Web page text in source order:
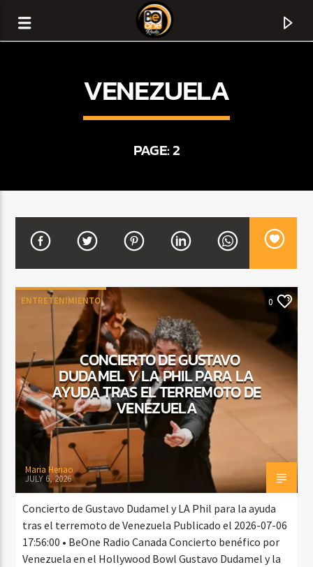
TITLE
ARTIST
CURRENT SHOW
BALADAS Y VALLENATO
2:00 PM 5:00 PM
Beone Radio
VENEZUELA
PAGE: 2
ENTRETENIMIENTO 0
CONCIERTO DE GUSTAVO
DUDAMEL Y LA PHIL PARA LA
AYUDA TRAS EL TERREMOTO DE
VENEZUELA
Maria Henao
JULY 6, 2026
Concierto de Gustavo Dudamel y LA Phil para la ayuda
tras el terremoto de Venezuela Publicado el 2026-07-06
17:56:00 • BeOne Radio Canada Concierto benéfico por
Venezuela en el Hollywood Bowl Gustavo Dudamel y la